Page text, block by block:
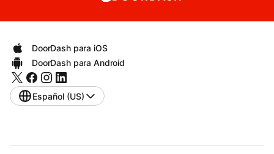
DoorDash para iOS
DoorDash para Android
Español (US)